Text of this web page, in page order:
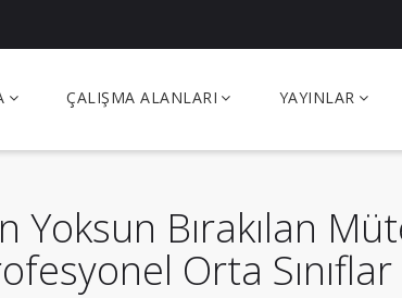
ÇALIŞMA ALANLARI YAYINLAR
Yoksun Bırakılan
Orta Sınıflar